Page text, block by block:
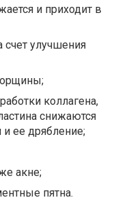
и приходит в
счет улучшения
коллагена,
снижаются
ее дрябление;
акне;
пятна.